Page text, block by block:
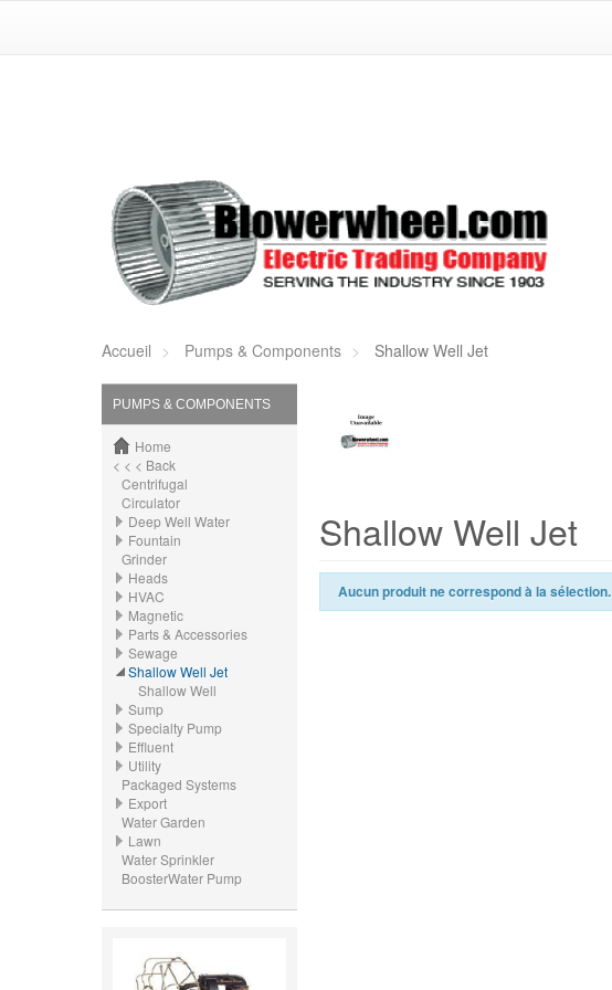
Accueil Pumps & Components Shallow Well Jet
PUMPS & COMPONENTS
Home
< < < Back
Centrifugal
Circulator
Deep Well Water
Fountain
Grinder
Heads
HVAC
Magnetic
Parts & Accessories
Sewage
Shallow Well Jet
Shallow Well
Sump
Specialty Pump
Effluent
Utility
Packaged Systems
Export
Water Garden
Lawn
Water Sprinkler
BoosterWater Pump
Shallow Well Jet
Aucun produit ne correspond à la sélection.